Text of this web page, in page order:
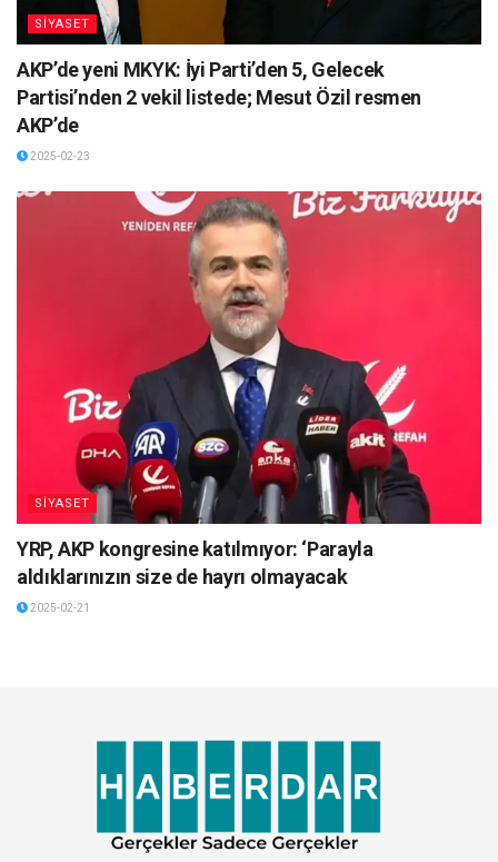
SİYASET
AKP’de yeni MKYK: İyi Parti’den 5, Gelecek
Partisi’nden 2 vekil listede; Mesut Özil resmen
AKP’de
2025-02-23
SİYASET
YRP, AKP kongresine katılmıyor: ‘Parayla
aldıklarınızın size de hayrı olmayacak
2025-02-21